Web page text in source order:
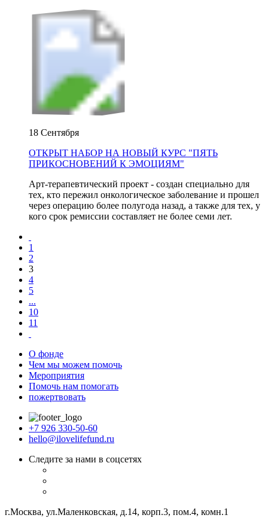
18 Сентября
ОТКРЫТ НАБОР НА НОВЫЙ КУРС "ПЯТЬ
ПРИКОСНОВЕНИЙ К ЭМОЦИЯМ"
Арт-терапевтический проект - создан специально для
тех, кто пережил онкологическое заболевание и прошел
через операцию более полугода назад, а также для тех, у
кого срок ремиссии составляет не более семи лет.
1
2
3
4
5
...
10
11
О фонде
Чем мы можем помочь
Мероприятия
Помочь нам помогать
пожертвовать
+7 926 330-50-60
hello@ilovelifefund.ru
Следите за нами в соцсетях
г.Москва, ул.Маленковская, д.14, корп.3, пом.4, комн.1